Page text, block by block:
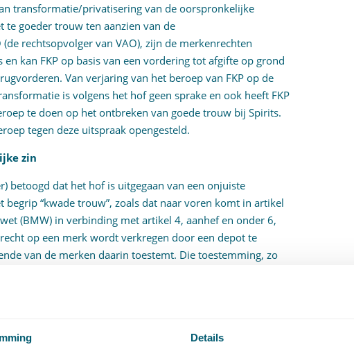
Details
transformatie/privatisering van de oorspronkelijke
te goeder trouw ten aanzien van de
rechtsopvolger van VAO), zijn de merkenrechten
kan FKP op basis van een vordering tot afgifte op grond
Van verjaring van het beroep van FKP op de
is volgens het hof geen sprake en ook heeft FKP
te doen op het ontbreken van goede trouw bij Spirits.
tegen deze uitspraak opengesteld.
zin
betoogd dat het hof is uitgegaan van een onjuiste
begrip “kwade trouw”, zoals dat naar voren komt in artikel
(BMW) in verbinding met artikel 4, aanhef en onder 6,
op een merk wordt verkregen door een depot te
van de merken daarin toestemt. Die toestemming, zo
te zijn gegeven. In het onderhavige geval zou
instemde, in die zin dat zij wist van het depot en
Raad oordeelt dat het onderdeel faalt:
“toestemming” volgens de laatstgenoemde bepaling dient te